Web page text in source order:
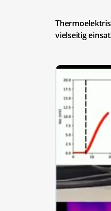
vielseitig